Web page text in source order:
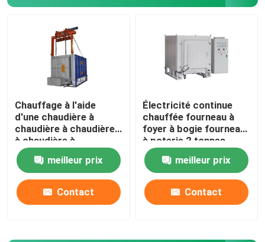
Chauffage à l'aide
d'une chaudière à
chaudière à chaudière
à chaudière à
chaudière
meilleur prix
Contact
Électricité continue
chauffée fourneau à
foyer à bogie fourneau
à poterie 2 tonnes
meilleur prix
Contact